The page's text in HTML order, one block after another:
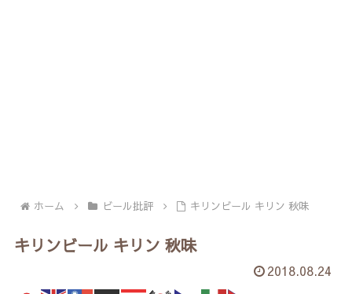
ホーム ビール批評 キリンビール キリン 秋味
キリンビール キリン 秋味
2018.08.24